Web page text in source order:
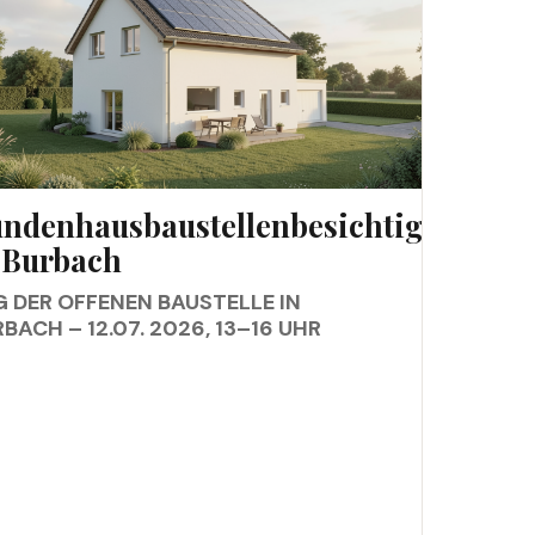
DER OFFENEN BAUSTELLE IN
– 12.07. 2026, 13–16 UHR